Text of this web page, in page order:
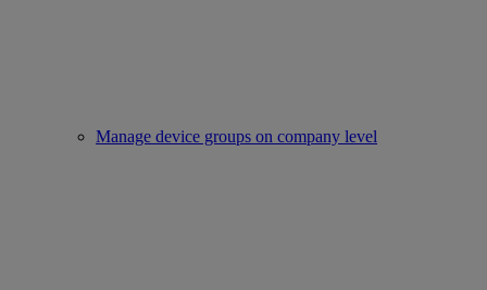
Manage device groups on company level